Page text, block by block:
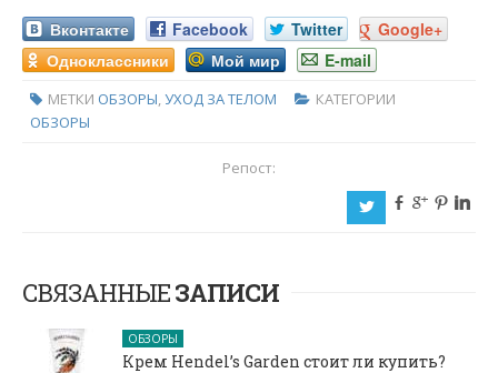
Вконтакте Facebook Twitter
Google+
Одноклассники
Мой мир E-mail
МЕТКИ ОБЗОРЫ,УХОД ЗА ТЕЛОМ
КАТЕГОРИИ
ОБЗОРЫ
Репост:
a b c d j
СВЯЗАННЫЕЗАПИСИ
ОБЗОРЫ
Крем Hendel’s Garden стоит ли купить?